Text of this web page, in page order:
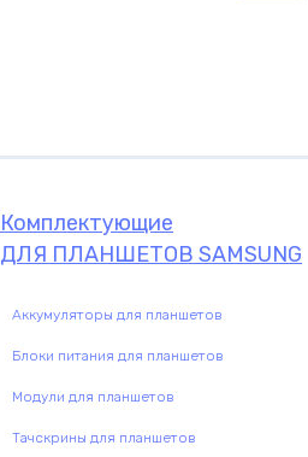
Комплектующие
ДЛЯ ПЛАНШЕТОВ SAMSUNG
Аккумуляторы для планшетов
Блоки питания для планшетов
Модули для планшетов
Тачскрины для планшетов